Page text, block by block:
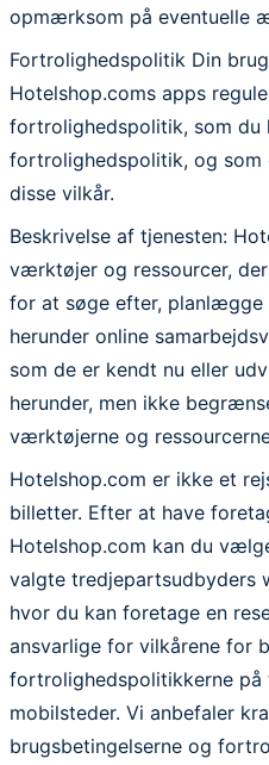
opmærksom på eventuelle
Fortrolighedspolitik Din
Hotelshop.coms apps
fortrolighedspolitik, som du
fortrolighedspolitik, og som
disse vilkår.
Beskrivelse af tjenesten:
værktøjer og ressourcer,
for at søge efter, planlægge
herunder online
som de er kendt nu eller
herunder, men ikke
værktøjerne og
Hotelshop.com er ikke et
billetter. Efter at have
Hotelshop.com kan du
valgte tredjepartsudbyders
hvor du kan foretage en
ansvarlige for vilkårene for
fortrolighedspolitikkerne
mobilsteder. Vi anbefaler
brugsbetingelserne og